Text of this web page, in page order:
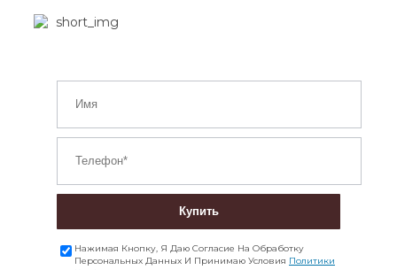
Купить
Нажимая Кнопку, Я Даю Согласие На Обработку
Персональных Данных И Принимаю Условия Политики